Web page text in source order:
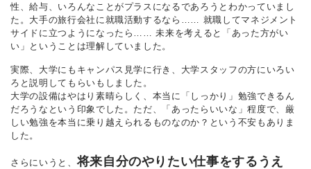
性、給与、いろんなことがプラスになるであろうとわかっていまし
た。大手の旅行会社に就職活動するなら…… 就職してマネジメント
サイドに立つようになったら…… 未来を考えると「あった方がい
い」ということは理解していました。
実際、大学にもキャンパス見学に行き、大学スタッフの方にいろい
ろと説明してもらいもしました。
大学の設備はやはり素晴らしく、本当に「しっかり」勉強できるん
だろうなという印象でした。ただ、「あったらいいな」程度で、厳
しい勉強を本当に乗り越えられるものなのか？という不安もありま
した。
さらにいうと、 将来自分のやりたい仕事をするうえ